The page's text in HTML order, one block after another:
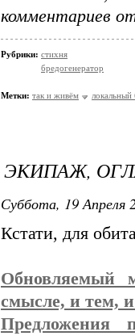
комментариев
Рубрики: стихня
бредогенератор
Метки: так и живём
ЭКИПАЖ,
Суббота, 19 Апреля
Кстати, для
Обновляемый
смысле, и тем,
Предложения